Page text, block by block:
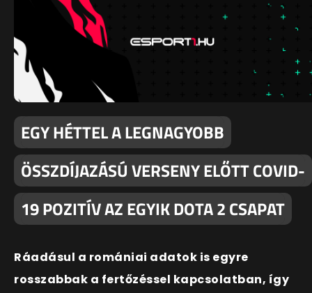
EGY HÉTTEL A LEGNAGYOBB
ÖSSZDÍJAZÁSÚ VERSENY ELŐTT COVID-
19 POZITÍV AZ EGYIK DOTA 2 CSAPAT
Ráadásul a romániai adatok is egyre
rosszabbak a fertőzéssel kapcsolatban, így